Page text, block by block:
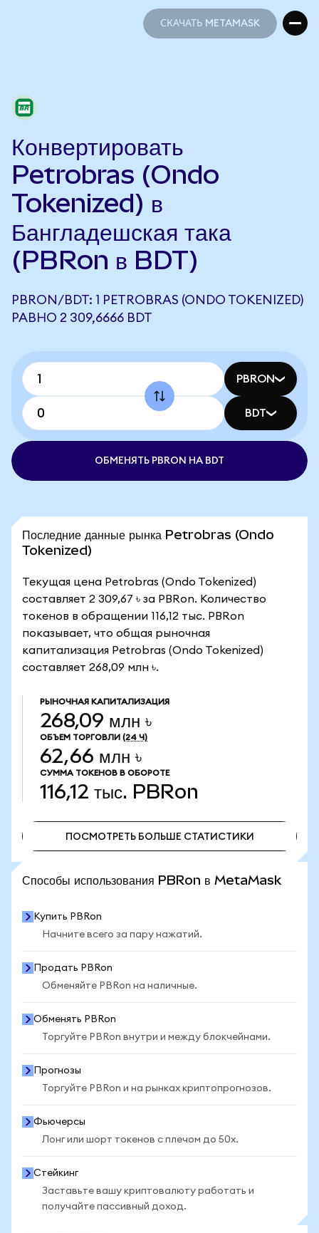
СКАЧАТЬ METAMASK
Конвертировать
Petrobras (Ondo
Tokenized) в
Бангладешская така
(PBRon в BDT)
PBRON/BDT: 1 PETROBRAS (ONDO TOKENIZED)
РАВНО 2 309,6666 BDT
PBRON
BDT
ОБМЕНЯТЬ PBRON НА BDT
Последние данные рынка Petrobras (Ondo
Tokenized)
Текущая цена Petrobras (Ondo Tokenized)
составляет 2 309,67 ৳ за PBRon. Количество
токенов в обращении 116,12 тыс. PBRon
показывает, что общая рыночная
капитализация Petrobras (Ondo Tokenized)
составляет 268,09 млн ৳.
РЫНОЧНАЯ КАПИТАЛИЗАЦИЯ
268,09 млн ৳
ОБЪЕМ ТОРГОВЛИ (24 Ч)
62,66 млн ৳
СУММА ТОКЕНОВ В ОБОРОТЕ
116,12 тыс. PBRon
ПОСМОТРЕТЬ БОЛЬШЕ СТАТИСТИКИ
Способы использования PBRon в MetaMask
Купить PBRon
Начните всего за пару нажатий.
Продать PBRon
Обменяйте PBRon на наличные.
Обменять PBRon
Торгуйте PBRon внутри и между блокчейнами.
Прогнозы
Торгуйте PBRon и на рынках криптопрогнозов.
Фьючерсы
Лонг или шорт токенов с плечом до 50x.
Стейкинг
Заставьте вашу криптовалюту работать и
получайте пассивный доход.